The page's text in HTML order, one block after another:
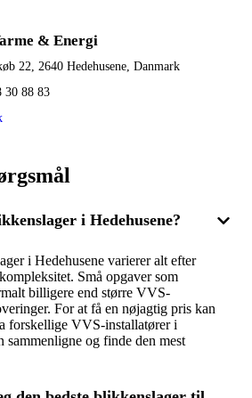
& Energi
22, 2640 Hedehusene, Danmark
30 88 83
i Hedehusene?
i Hedehusene varierer alt efter
Små opgaver som
billigere end større VVS-
For at få en nøjagtig pris kan
forskellige VVS-installatører i
sammenligne og finde den mest